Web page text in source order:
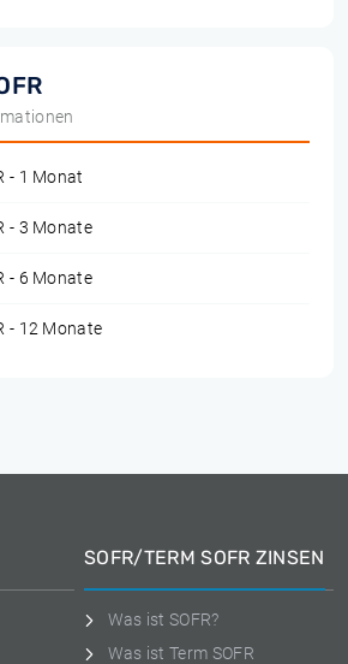
- 1 Monat
- 3 Monate
- 6 Monate
- 12 Monate
SOFR/TERM SOFR ZINSEN
Was ist SOFR?
Was ist Term SOFR